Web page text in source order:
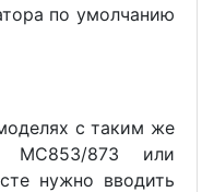
по умолчанию
с таким же
MC853/873 или
нужно вводить